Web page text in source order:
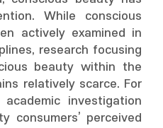
While conscious
actively examined in
research focusing
beauty within the
relatively scarce. For
investigation
consumers’ perceived